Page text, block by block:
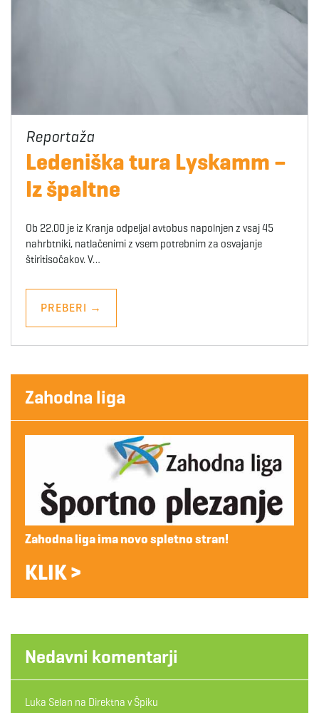
Ledeniška tura Lyskamm –
Iz špaltne
Ob 22.00 je iz Kranja odpeljal avtobus napolnjen z vsaj 45
nahrbtniki, natlačenimi z vsem potrebnim za osvajanje
štiritisočakov. V…
PREBERI →
Zahodna liga
Zahodna liga ima novo spletno stran!
KLIK >
Nedavni komentarji
Luka Selan na Direktna v Špiku